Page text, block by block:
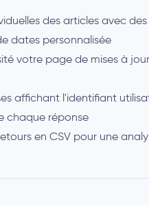
des articles avec
dates personnalisée
votre page de mises à
affichant l'identifiant
chaque réponse
en CSV pour une